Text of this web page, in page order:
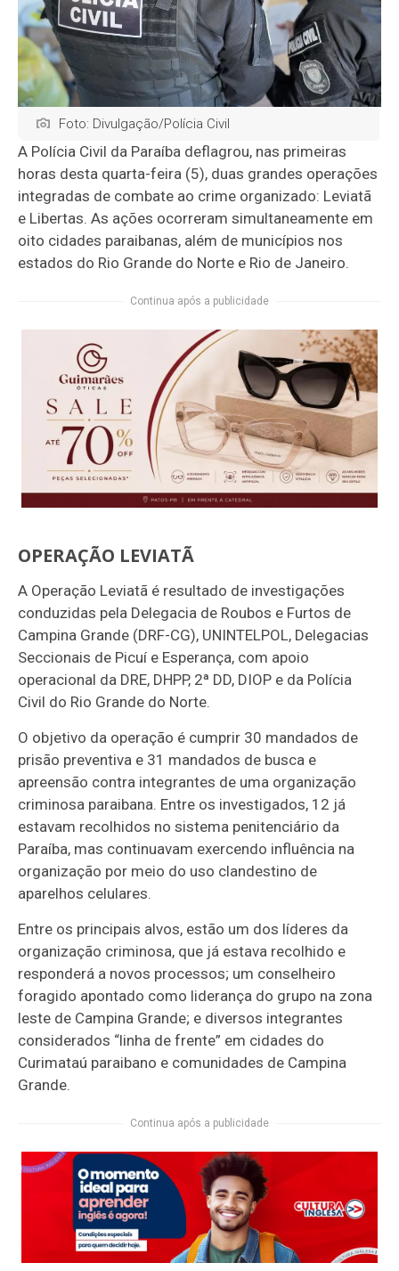
Foto: Divulgação/Polícia Civil
A Polícia Civil da Paraíba deflagrou, nas primeiras
horas desta quarta-feira (5), duas grandes operações
integradas de combate ao crime organizado: Leviatã
e Libertas. As ações ocorreram simultaneamente em
oito cidades paraibanas, além de municípios nos
estados do Rio Grande do Norte e Rio de Janeiro.
Continua após a publicidade
OPERAÇÃO LEVIATÃ
A Operação Leviatã é resultado de investigações
conduzidas pela Delegacia de Roubos e Furtos de
Campina Grande (DRF-CG), UNINTELPOL, Delegacias
Seccionais de Picuí e Esperança, com apoio
operacional da DRE, DHPP, 2ª DD, DIOP e da Polícia
Civil do Rio Grande do Norte.
O objetivo da operação é cumprir 30 mandados de
prisão preventiva e 31 mandados de busca e
apreensão contra integrantes de uma organização
criminosa paraibana. Entre os investigados, 12 já
estavam recolhidos no sistema penitenciário da
Paraíba, mas continuavam exercendo influência na
organização por meio do uso clandestino de
aparelhos celulares.
Entre os principais alvos, estão um dos líderes da
organização criminosa, que já estava recolhido e
responderá a novos processos; um conselheiro
foragido apontado como liderança do grupo na zona
leste de Campina Grande; e diversos integrantes
considerados “linha de frente” em cidades do
Curimataú paraibano e comunidades de Campina
Grande.
Continua após a publicidade